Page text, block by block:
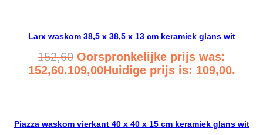
Larx waskom 38,5 x 38,5 x 13 cm keramiek glans wit
152,60 Oorspronkelijke prijs was:
152,60.109,00Huidige prijs is: 109,00.
Piazza waskom vierkant 40 x 40 x 15 cm keramiek glans wit